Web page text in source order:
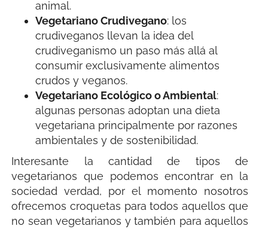
animal.
Vegetariano Crudivegano: los
crudiveganos llevan la idea del
crudiveganismo un paso más allá al
consumir exclusivamente alimentos
crudos y veganos.
Vegetariano Ecológico o Ambiental:
algunas personas adoptan una dieta
vegetariana principalmente por razones
ambientales y de sostenibilidad.
Interesante la cantidad de tipos de
vegetarianos que podemos encontrar en la
sociedad verdad, por el momento nosotros
ofrecemos croquetas para todos aquellos que
no sean vegetarianos y también para aquellos